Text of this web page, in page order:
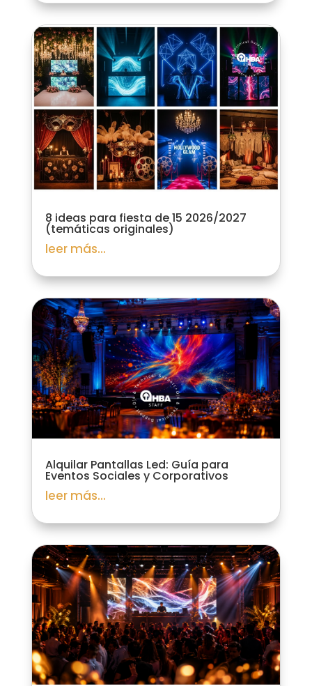
8 ideas para fiesta de 15 2026/2027
(temáticas originales)
leer más...
Alquilar Pantallas Led: Guía para
Eventos Sociales y Corporativos
leer más...